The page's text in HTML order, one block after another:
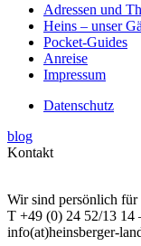
Adressen und
Heins – unser
Pocket-Guides
Anreise
Impressum
Datenschutz
blog
Kontakt
Wir sind persönlich für
T +49 (0) 24 52/13 14
info(at)heinsberger-